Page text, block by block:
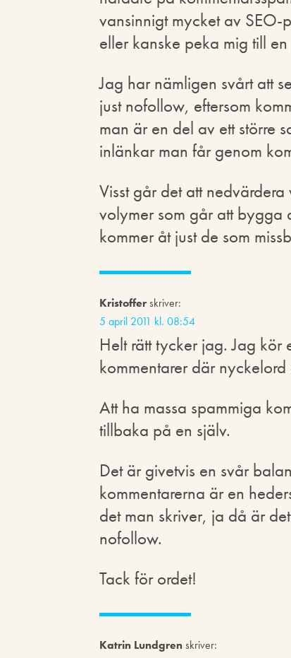
vansinnigt mycket av SEO-
eller kanske peka mig till
Jag har nämligen svårt att
just nofollow, eftersom
man är en del av ett större
inlänkar man får genom
Visst går det att
volymer som går att bygga
kommer åt just de som
Kristofferskriver:
5 april 2011 kl. 08:54
Helt rätt tycker jag. Jag kör
kommentarer där
Att ha massa spammiga
tillbaka på en själv.
Det är givetvis en svår
kommentarerna är en
det man skriver, ja då är
nofollow.
Tack för ordet!
Katrin Lundgrenskriver: